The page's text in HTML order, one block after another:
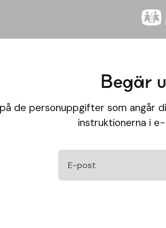
Begär
de personuppgifter som
instruktionerna i